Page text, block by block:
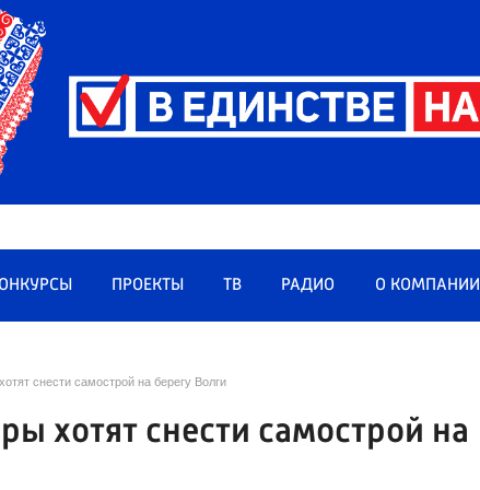
ПРОЕКТЫ ТВ РАДИО О КОМПАНИИ
снести самострой на берегу Волги
хотят снести самострой на